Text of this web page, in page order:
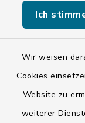
Ich
Wir weisen
Cookies
Website zu
weiterer